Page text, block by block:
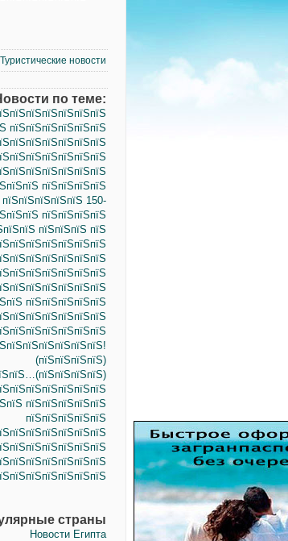
Туристические новости
по теме:
пїЅпїЅпїЅпїЅпїЅпїЅ
пїЅпїЅпїЅпїЅ
150-
пїЅпїЅпїЅпїЅ
пїЅпїЅпїЅ пїЅ
пїЅпїЅпїЅпїЅпїЅ
(пїЅпїЅпїЅпїЅ)
пїЅпїЅпїЅпїЅпїЅ
пїЅпїЅпїЅпїЅпїЅ
страны
Новости Египта